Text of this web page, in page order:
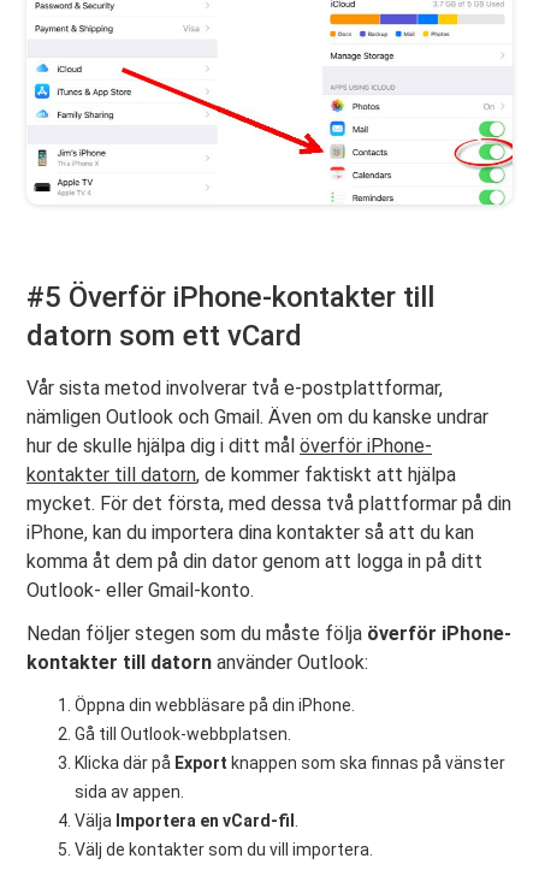
#5 Överför iPhone-kontakter till
datorn som ett vCard
Vår sista metod involverar två e-postplattformar,
nämligen Outlook och Gmail. Även om du kanske undrar
hur de skulle hjälpa dig i ditt målöverför iPhone-
kontakter till datorn, de kommer faktiskt att hjälpa
mycket. För det första, med dessa två plattformar på din
iPhone, kan du importera dina kontakter så att du kan
komma åt dem på din dator genom att logga in på ditt
Outlook- eller Gmail-konto.
Nedan följer stegen som du måste följa överför iPhone-
kontakter till datornanvänder Outlook:
Öppna din webbläsare på din iPhone.
Gå till Outlook-webbplatsen.
Klicka där på Export knappen som ska finnas på vänster
sida av appen.
Välja Importera en vCard-fil .
Välj de kontakter som du vill importera.